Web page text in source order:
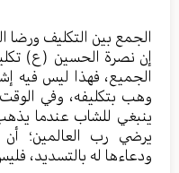
الجمع بين التكليف ورضا
إن نصرة الحسين (ع)
الجميع، فهذا ليس فيه
وهب بتكليفه، وفي
ينبغي للشاب عندما
يرضي رب العالمين؛
ودعاءها له بالتسديد،